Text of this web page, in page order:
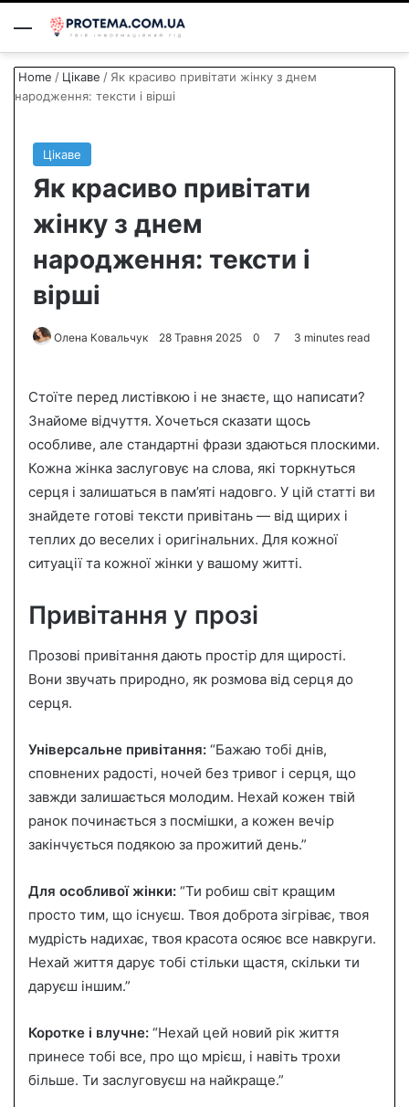
Menu
Home / Цікаве / Як красиво привітати жінку з днем
народження: тексти і вірші
Цікаве
Як красиво привітати
жінку з днем
народження: тексти і
вірші
Олена Ковальчук
d
a
n
e
m
a
i
l
28 Травня 2025 0 7 3 minutes read
Стоїте перед листівкою і не знаєте, що написати?
Знайоме відчуття. Хочеться сказати щось
особливе, але стандартні фрази здаються плоскими.
Кожна жінка заслуговує на слова, які торкнуться
серця і залишаться в пам’яті надовго. У цій статті ви
знайдете готові тексти привітань — від щирих і
теплих до веселих і оригінальних. Для кожної
ситуації та кожної жінки у вашому житті.
Привітання у прозі
Прозові привітання дають простір для щирості.
Вони звучать природно, як розмова від серця до
серця.
Універсальне привітання: “Бажаю тобі днів,
сповнених радості, ночей без тривог і серця, що
завжди залишається молодим. Нехай кожен твій
ранок починається з посмішки, а кожен вечір
закінчується подякою за прожитий день.”
Для особливої жінки: “Ти робиш світ кращим
просто тим, що існуєш. Твоя доброта зігріває, твоя
мудрість надихає, твоя красота осяює все навкруги.
Нехай життя дарує тобі стільки щастя, скільки ти
даруєш іншим.”
Коротке і влучне: “Нехай цей новий рік життя
принесе тобі все, про що мрієш, і навіть трохи
більше. Ти заслуговуєш на найкраще.”